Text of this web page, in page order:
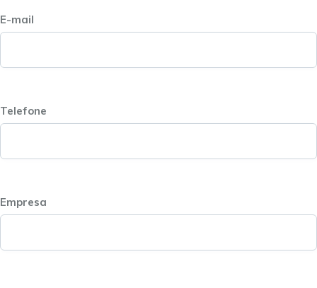
E-mail
Telefone
Empresa